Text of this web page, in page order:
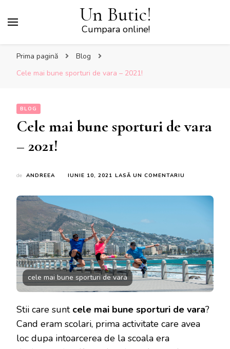
Un Butic!
Cumpara online!
Prima pagină
Blog
Cele mai bune sporturi de vara – 2021!
BLOG
Cele mai bune sporturi de vara
– 2021!
de ANDREEA IUNIE 10, 2021 LASĂ UN COMENTARIU
–
2021!
cele mai bune sporturi de vara
Stii care sunt cele mai bune sporturi de vara?
Cand eram scolari, prima activitate care avea
loc dupa intoarcerea de la scoala era